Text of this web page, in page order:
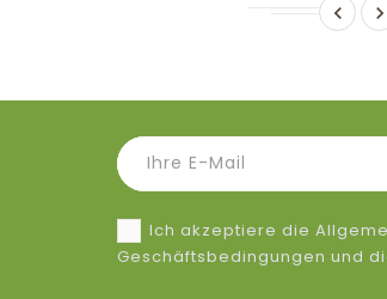
 
Ich akzeptiere die
Geschäftsbedingungen und